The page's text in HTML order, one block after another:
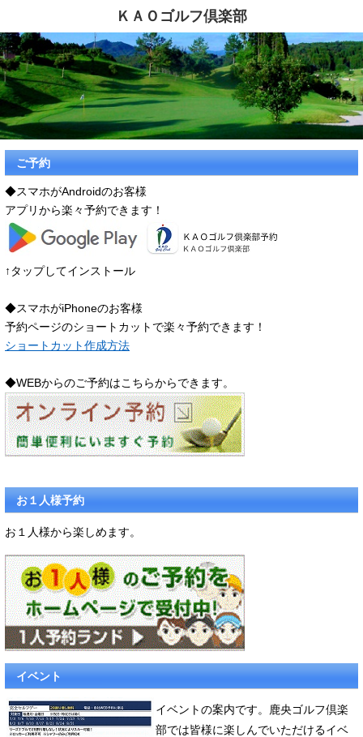
ＫＡＯゴルフ倶楽部
ご予約
◆スマホがAndroidのお客様
アプリから楽々予約できます！
↑タップしてインストール
◆スマホがiPhoneのお客様
予約ページのショートカットで楽々予約できます！
ショートカット作成方法
◆WEBからのご予約はこちらからできます。
お１人様予約
お１人様から楽しめます。
イベント
イベントの案内です。鹿央ゴルフ倶楽
部では皆様に楽しんでいただけるイベ